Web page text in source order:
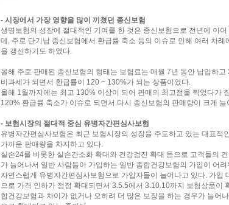
- 시장에서 가장 영향을 많이 끼쳤던 종신보험
생명보험의 성장에 절대적인 기여를 한 것은 종신보험으로 전년에 이
데, 주로 단기납 종신보험에서 환급률 축소 등의 이슈로 인해 여러 차
을 갱신하기도 하였다.
올해 주로 판매된 종신보험의 형태는 보험료는 매월 7년 동안 납입하
비과세가 되면서 환급률이 120 ~ 130%가 되는 상품이었다.
올해 1월까지에는 최고 130% 이상이 되어 판매의 최고점을 찍었다가
120% 환급률 축소가 이슈로 되면서 다시 종신보험의 판매량이 크게 늘
- 보험시장의 절대적 중심 유병자간편심사보험
유병자간편심사보험은 최근 보험시장의 성장을 주도하고 있는 대표적
가까운 판매량을 차지하고 있다.
실손24를 비롯한 실손간소화 확대와 건강검진 확대 등으로 고객들의
가 늘어나서 일반 사람들이 가입하는 일반 종합건강보험의 가입이 어
자연스럽게 유병자간편심사보험으로 가입자들이 늘어나고 있다. 가입
으로 가격 인하가 점점 확대되면서 3.5.5에서 3.10.10까지 보험상품이
합건강보험과 차이가 없거나 오히려 더 많은 보장을 하는 경우가 늘어